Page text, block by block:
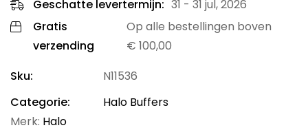
Geschatte levertermijn: 31 - 31 jul, 2026
Gratis
verzending
Op alle bestellingen boven
€ 100,00
Sku:
N11536
Categorie:
Halo Buffers
Merk: Halo